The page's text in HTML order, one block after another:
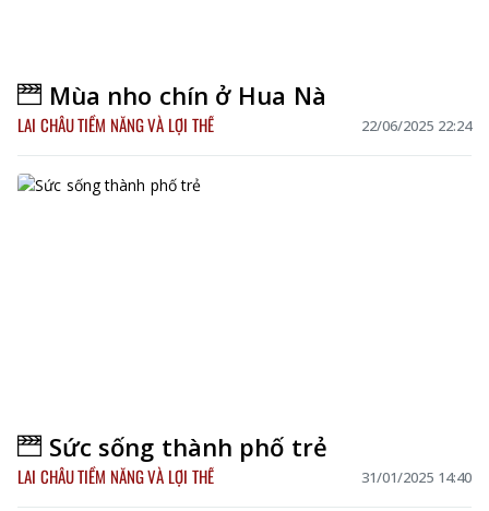
Mùa nho chín ở Hua Nà
LAI CHÂU TIỀM NĂNG VÀ LỢI THẾ 22/06/2025 22:24
Sức sống thành phố trẻ
LAI CHÂU TIỀM NĂNG VÀ LỢI THẾ 31/01/2025 14:40